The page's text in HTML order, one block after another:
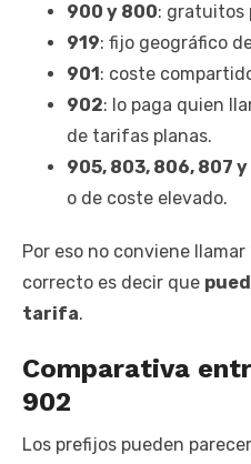
900 y 800: gratuitos
919: fijo geográfico
901 : coste
902: lo paga quien
de tarifas planas.
905, 803, 806, 807 y
o de coste elevado.
Por eso no conviene llamar
correcto es decir que
tarifa.
Comparativa
902
Los prefijos pueden